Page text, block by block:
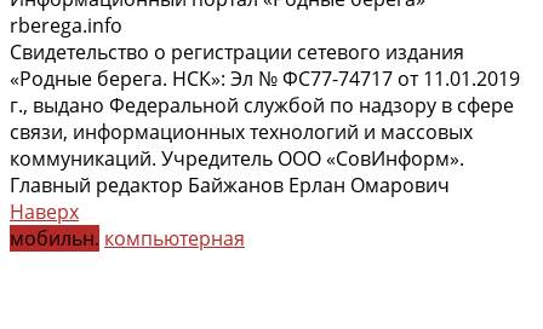
rberega.info
Свидетельство о регистрации сетевого издания
«Родные берега. НСК»: Эл № ФС77-74717 от 11.01.2019
г., выдано Федеральной службой по надзору в сфере
связи, информационных технологий и массовых
коммуникаций. Учредитель ООО «СовИнформ».
Главный редактор Байжанов Ерлан Омарович
Наверх
мобильн. компьютерная